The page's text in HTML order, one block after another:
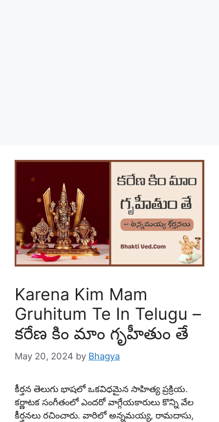
Karena Kim Mam
Gruhitum Te In Telugu –
కరేణ కిం మాం గృహీతుం తే
May 20, 2024 by Bhagya
కీర్తన తెలుగు భాషలో ఒకవిధమైన సాహిత్య ప్రక్రియ.
కర్ణాటక సంగీతంలో ఎందరో వాగ్గేయకారులు కొన్ని వేల
కీర్తనలు రచించారు. వారిలో అన్నమయ్య, రామదాసు,